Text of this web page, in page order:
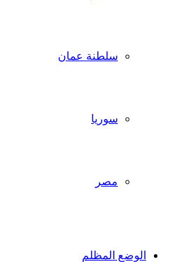
سلطنة عمان
سوريا
مصر
الوضع المظلم